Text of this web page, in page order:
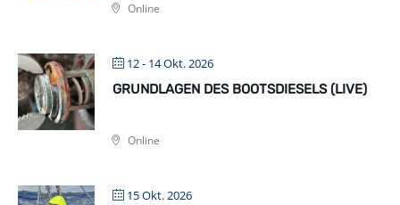
Online
12 - 14 Okt. 2026
GRUNDLAGEN DES BOOTSDIESELS (LIVE)
Online
15 Okt. 2026